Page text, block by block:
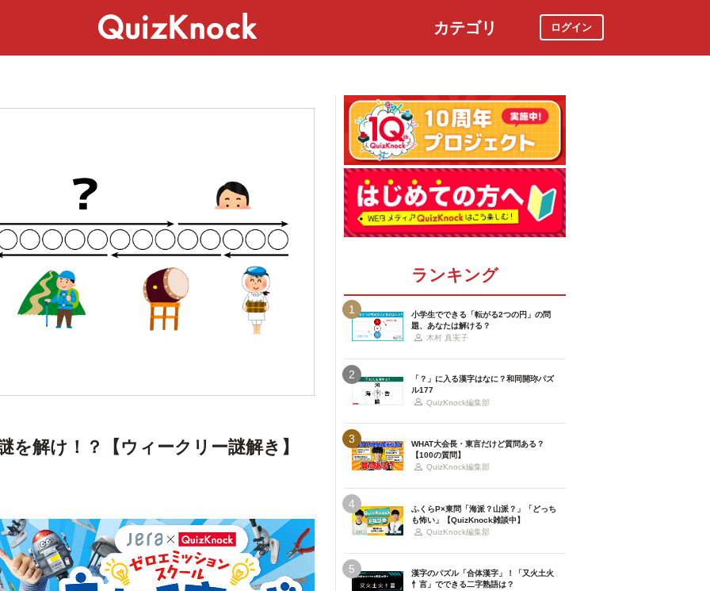
カテゴリ ログイン
を解け！？【ウィークリー謎解き】
ランキング
1
小学生でできる「転がる2つの円」の問
題、あなたは解ける？
木村 真実子
2
「？」に入る漢字はなに？和同開珎パズ
ル177
QuizKnock編集部
3
WHAT大会長・東言だけど質問ある？
【100の質問】
QuizKnock編集部
4
ふくらP×東問「海派？山派？」「どっち
も怖い」【QuizKnock雑談中】
QuizKnock編集部
5
漢字のパズル「合体漢字」！「又火土火
忄言」でできる二字熟語は？